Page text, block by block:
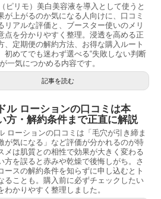
ピリモ）美白美容液を導入として使うと
が上がるのか気になる人向けに、口コミ
リアルな評価と、ブースター使いのメリ
点を分かりやすく整理。浸透を高める正
、定期便の解約方法、お得な購入ルート
初めてでも迷わず選べる“失敗しない判断
一気につかめる内容です。
記事を読む
ル ローションの口コミは本
方・解約条件まで正直に解説
ローションの口コミは「毛穴が引き締ま
が気になる」など評価が分かれるのが特
メは肌質との相性で効果が大きく変わる
方を誤ると赤みや乾燥で後悔しがち。さ
ースの解約条件を知らずに申し込むとト
ることも。購入前に必ずチェックしたい
わかりやすく整理しました。